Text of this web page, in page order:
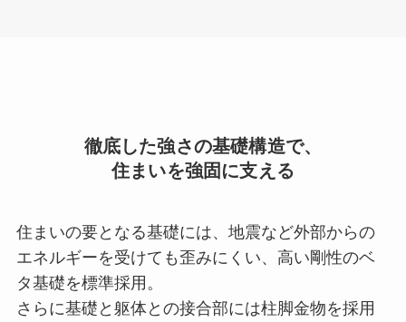
徹底した強さの基礎構造で、
住まいを強固に支える
住まいの要となる基礎には、地震など外部からの
エネルギーを受けても歪みにくい、高い剛性のベ
タ基礎を標準採用。
さらに基礎と躯体との接合部には柱脚金物を採用